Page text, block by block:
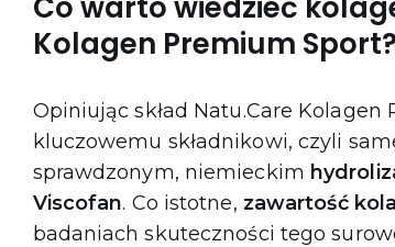
Kolagen Premium Sport?
Opiniując skład Natu.Care
kluczowemu składnikowi, czyli
sprawdzonym, niemieckim
Viscofan. Co istotne, zawartość
badaniach skuteczności tego